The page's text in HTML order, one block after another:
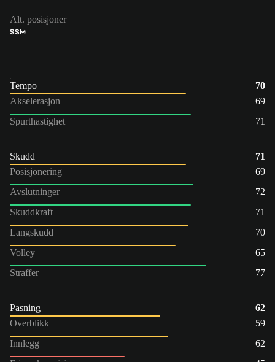
Alt. posisjoner
SSM
Tempo
70
Akselerasjon
69
Spurthastighet
71
Skudd
71
Posisjonering
69
Avslutninger
72
Skuddkraft
71
Langskudd
70
Volley
65
Straffer
77
Pasning
62
Overblikk
59
Innlegg
62